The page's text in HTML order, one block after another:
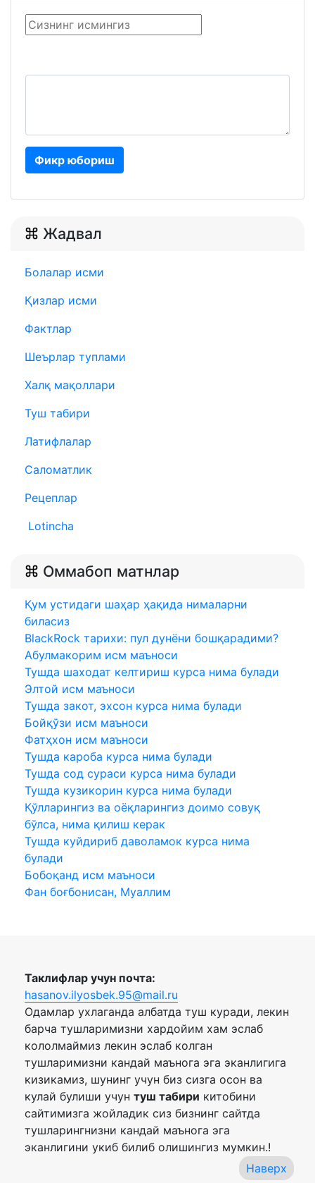
Фикр юбориш
Жадвал
Болалар исми
Қизлар исми
Фактлар
Шеърлар туплами
Халқ мақоллари
Туш табири
Латифлалар
Саломатлик
Рецеплар
Lotincha
Оммабоп матнлар
Қум устидаги шаҳар ҳақида нималарни
биласиз
BlackRock тарихи: пул дунёни бошқарадими?
Абулмакорим исм маъноси
Тушда шаходат келтириш курса нима булади
Элтой исм маъноси
Тушда закот, эхсон курса нима булади
Бойқўзи исм маъноси
Фатҳхон исм маъноси
Тушда кароба курса нима булади
Тушда сод сураси курса нима булади
Тушда кузикорин курса нима булади
Қўлларингиз ва оёқларингиз доимо совуқ
бўлса, нима қилиш керак
Тушда куйдириб даволамок курса нима
булади
Бобоқанд исм маъноси
Фан боғбонисан, Муаллим
Наверх
Таклифлар учун почта:
hasanov.ilyosbek.95@mail.ru
Одамлар ухлаганда албатда туш куради, лекин
барча тушларимизни хардойим хам эслаб
кололмаймиз лекин эслаб колган
тушларимизни кандай маънога эга эканлигига
кизикамиз, шунинг учун биз сизга осон ва
кулай булиши учун туш табири китобини
сайтимизга жойладик сиз бизнинг сайтда
тушларингнизни кандай маънога эга
эканлигини укиб билиб олишингиз мумкин.!